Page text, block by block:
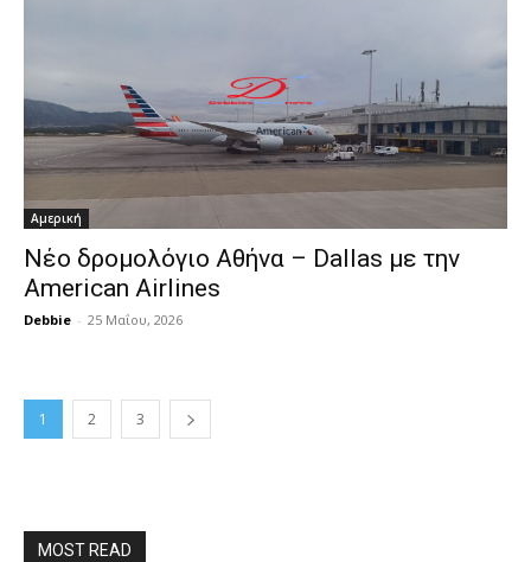
Αμερική
Νέο δρομολόγιο Αθήνα – Dallas με την
American Airlines
Debbie - 25 Μαΐου, 2026
1 2 3
MOST READ